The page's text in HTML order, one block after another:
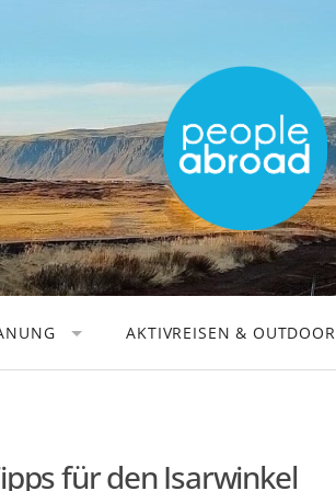
AKTIVREISEN & OUTDOOR
KANUFAHREN
für den Isarwinkel